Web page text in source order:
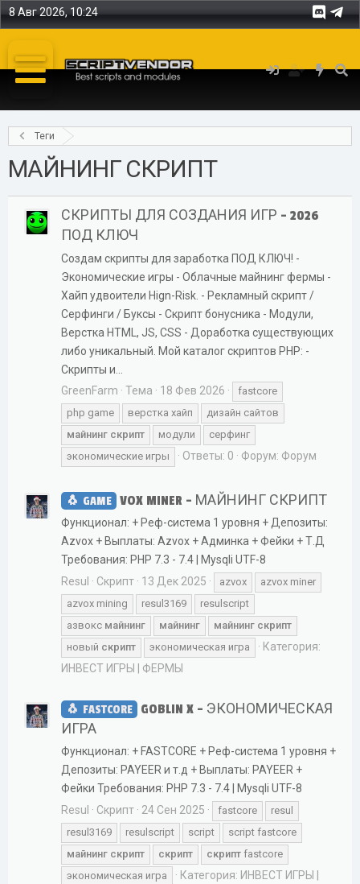
8 Авг 2026, 10:24
Теги
МАЙНИНГ СКРИПТ
СКРИПТЫ ДЛЯ СОЗДАНИЯ ИГР - 2026
ПОД КЛЮЧ
Создам скрипты для заработка ПОД КЛЮЧ! -
Экономические игры - Облачные майнинг фермы -
Хайп удвоители Hign-Risk. - Рекламный скрипт /
Серфинги / Буксы - Скрипт бонусника - Модули,
Верстка HTML, JS, CSS - Доработка существующих
либо уникальный. Мой каталог скриптов PHP: -
Скрипты и...
GreenFarm
Тема 18 Фев 2026
fastcore
php game
верстка хайп
дизайн сайтов
майнинг скрипт модули
серфинг
экономические игры
Ответы: 0 Форум: Форум
GAME VOX MINER - МАЙНИНГ СКРИПТ
Функционал: + Реф-система 1 уровня + Депозиты:
Azvox + Выплаты: Azvox + Админка + Фейки + Т.Д
Требования: PHP 7.3 - 7.4 | Mysqli UTF-8
Resul
Скрипт 13 Дек 2025 azvox
azvox miner
azvox mining
resul3169
resulscript
азвокс майнинг майнинг майнинг скрипт
новый скрипт экономическая игра
Категория:
ИНВЕСТ ИГРЫ | ФЕРМЫ
FASTCORE
GOBLIN X - ЭКОНОМИЧЕСКАЯ
ИГРА
Функционал: + FASTCORE + Реф-система 1 уровня +
Депозиты: PAYEER и т.д + Выплаты: PAYEER +
Фейки Требования: PHP 7.3 - 7.4 | Mysqli UTF-8
Resul
Скрипт 24 Сен 2025 fastcore
resul
resul3169
resulscript script
script fastcore
майнинг скрипт скрипт скрипт fastcore
экономическая игра
Категория: ИНВЕСТ ИГРЫ |